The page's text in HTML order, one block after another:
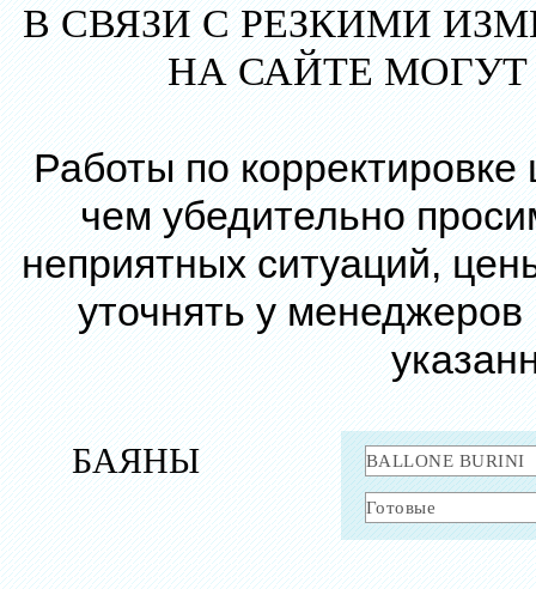
В СВЯЗИ С РЕЗКИМИ
НА САЙТЕ
Работы по
чем убедительно
неприятных ситуаций,
уточнять у
БАЯНЫ